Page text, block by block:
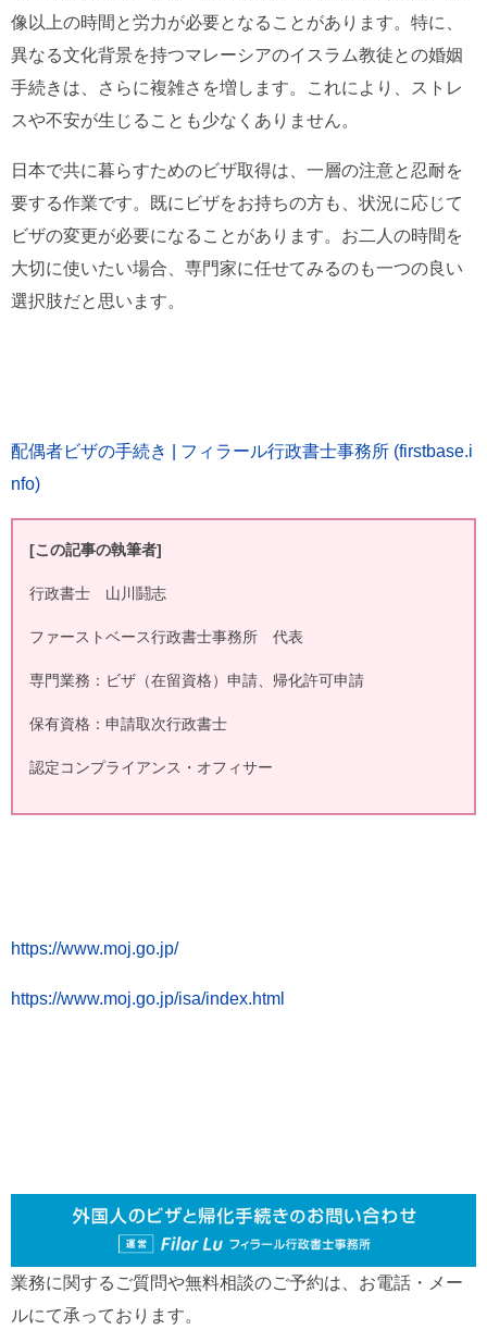
像以上の時間と労力が必要となることがあります。特に、
異なる文化背景を持つマレーシアのイスラム教徒との婚姻
手続きは、さらに複雑さを増します。これにより、ストレ
スや不安が生じることも少なくありません。
日本で共に暮らすためのビザ取得は、一層の注意と忍耐を
要する作業です。既にビザをお持ちの方も、状況に応じて
ビザの変更が必要になることがあります。お二人の時間を
大切に使いたい場合、専門家に任せてみるのも一つの良い
選択肢だと思います。
配偶者ビザの手続き | フィラール行政書士事務所 (firstbase.i
nfo)
[この記事の執筆者]
行政書士 山川鬪志
ファーストベース行政書士事務所 代表
専門業務：ビザ（在留資格）申請、帰化許可申請
保有資格：申請取次行政書士
認定コンプライアンス・オフィサー
https://www.moj.go.jp/
https://www.moj.go.jp/isa/index.html
業務に関するご質問や無料相談のご予約は、お電話・メー
ルにて承っております。